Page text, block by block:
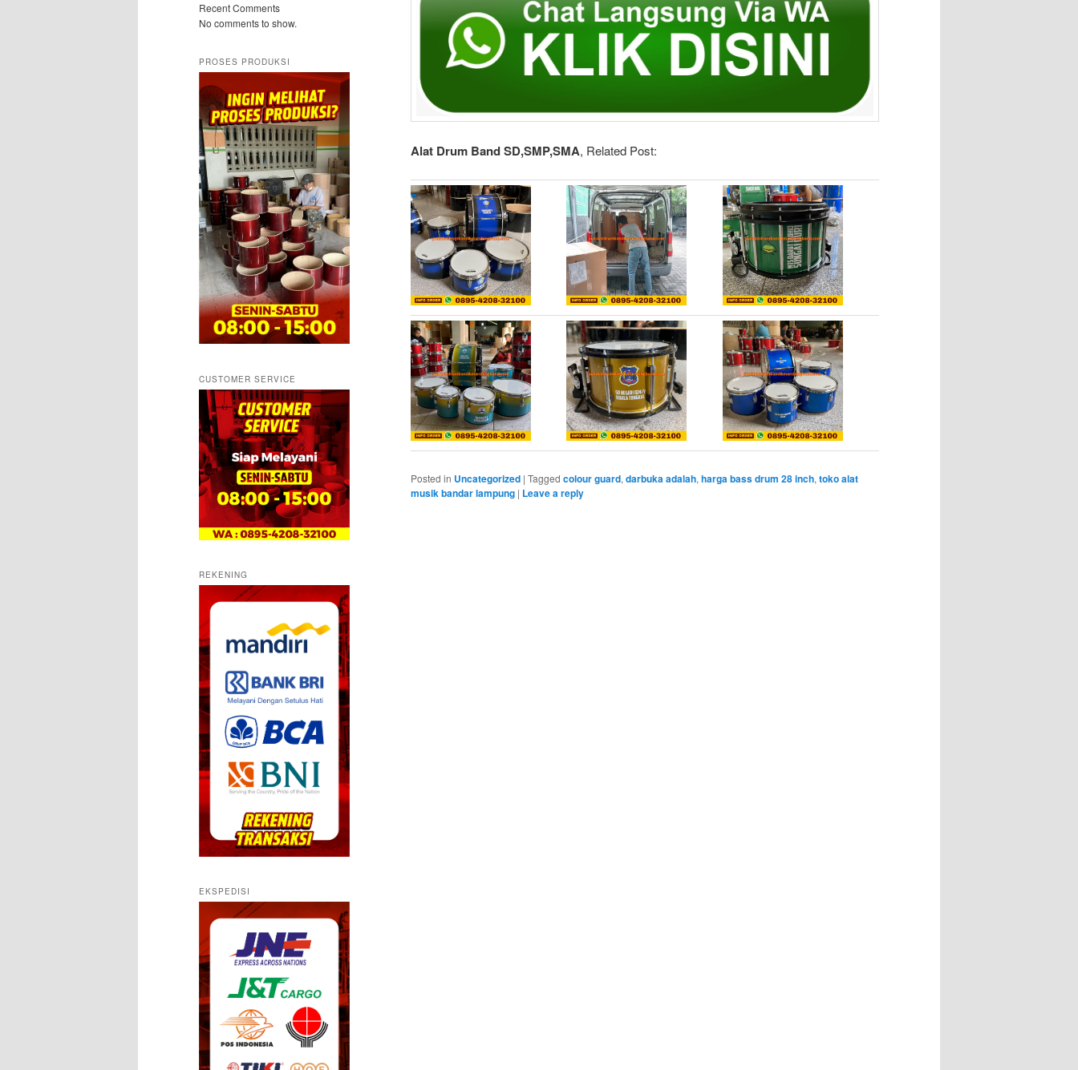
Alat Drum Band SD,SMP,SMA, Related Post:
Posted in Uncategorized | Tagged colour guard, darbuka adalah, harga bass drum 28 inch, toko alat
musik bandar lampung | Leave a reply
Recent Comments
No comments to show.
PROSES PRODUKSI
CUSTOMER SERVICE
REKENING
EKSPEDISI